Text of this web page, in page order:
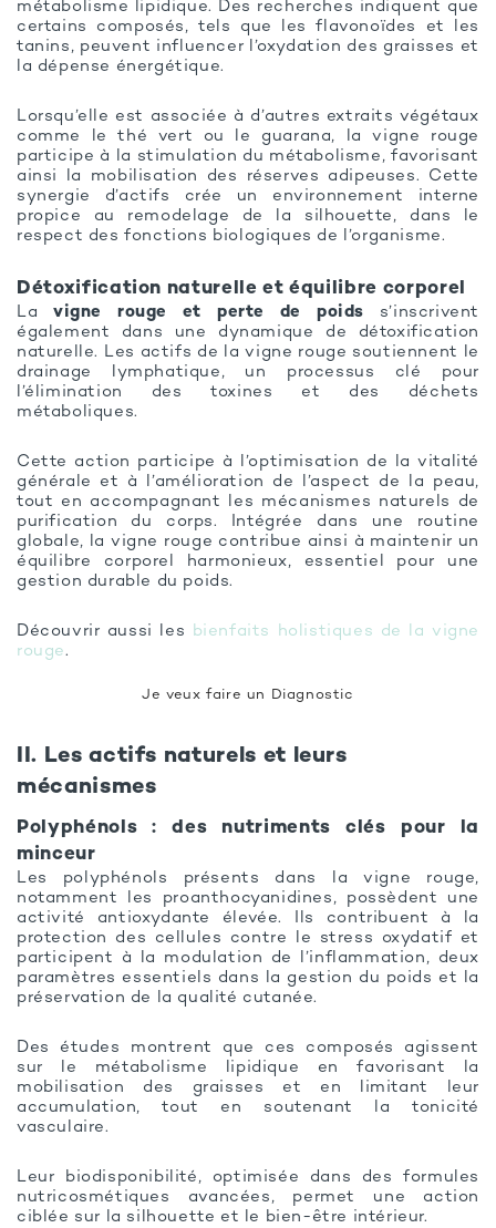
métabolisme lipidique. Des recherches indiquent que
certains composés, tels que les flavonoïdes et les
tanins, peuvent influencer l’oxydation des graisses et
la dépense énergétique.
Lorsqu’elle est associée à d’autres extraits végétaux
comme le thé vert ou le guarana, la vigne rouge
participe à la stimulation du métabolisme, favorisant
ainsi la mobilisation des réserves adipeuses. Cette
synergie d’actifs crée un environnement interne
propice au remodelage de la silhouette, dans le
respect des fonctions biologiques de l’organisme.
Détoxification naturelle et équilibre corporel
Lavigne rouge et perte de poids s’inscrivent
également dans une dynamique de détoxification
naturelle. Les actifs de la vigne rouge soutiennent le
drainage lymphatique, un processus clé pour
l’élimination des toxines et des déchets
métaboliques.
Cette action participe à l’optimisation de la vitalité
générale et à l’amélioration de l’aspect de la peau,
tout en accompagnant les mécanismes naturels de
purification du corps. Intégrée dans une routine
globale, la vigne rouge contribue ainsi à maintenir un
équilibre corporel harmonieux, essentiel pour une
gestion durable du poids.
Découvrir aussi les
bienfaits holistiques de la vigne
rouge.
Je veux faire un Diagnostic
II. Les actifs naturels et leurs
mécanismes
Polyphénols : des nutriments clés pour la
minceur
Les polyphénols présents dans la vigne rouge,
notamment les proanthocyanidines, possèdent une
activité antioxydante élevée. Ils contribuent à la
protection des cellules contre le stress oxydatif et
participent à la modulation de l’inflammation, deux
paramètres essentiels dans la gestion du poids et la
préservation de la qualité cutanée.
Des études montrent que ces composés agissent
sur le métabolisme lipidique en favorisant la
mobilisation des graisses et en limitant leur
accumulation, tout en soutenant la tonicité
vasculaire.
Leur biodisponibilité, optimisée dans des formules
nutricosmétiques avancées, permet une action
ciblée sur la silhouette et le bien-être intérieur.